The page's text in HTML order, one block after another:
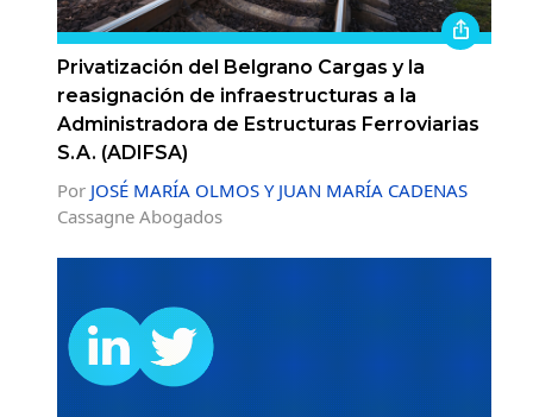
Privatización del Belgrano Cargas y la
reasignación de infraestructuras a la
Administradora de Estructuras Ferroviarias
S.A. (ADIFSA)
Por JOSÉ MARÍA OLMOS Y JUAN MARÍA CADENAS
Cassagne Abogados